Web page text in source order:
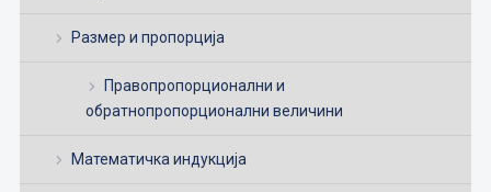
Размер и пропорција
Правопропорционални и
обратнопропорционални величини
Математичка индукција